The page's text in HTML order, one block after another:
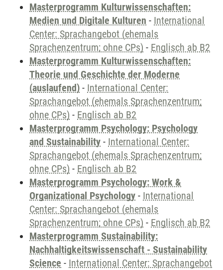
Masterprogramm Kulturwissenschaften:
Medien und Digitale Kulturen - International
Center: Sprachangebot (ehemals
Sprachenzentrum; ohne CPs) - Englisch ab B2
Masterprogramm Kulturwissenschaften:
Theorie und Geschichte der Moderne
(auslaufend) - International Center:
Sprachangebot (ehemals Sprachenzentrum;
ohne CPs) - Englisch ab B2
Masterprogramm Psychology: Psychology
and Sustainability - International Center:
Sprachangebot (ehemals Sprachenzentrum;
ohne CPs) - Englisch ab B2
Masterprogramm Psychology: Work &
Organizational Psychology - International
Center: Sprachangebot (ehemals
Sprachenzentrum; ohne CPs) - Englisch ab B2
Masterprogramm Sustainability:
Nachhaltigkeitswissenschaft - Sustainability
Science - International Center: Sprachangebot